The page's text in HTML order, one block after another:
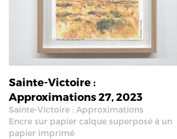
Sainte-Victoire :
Approximations 27, 2023
Sainte-Victoire : Approximations
Encre sur papier calque superposé à un
papier imprimé